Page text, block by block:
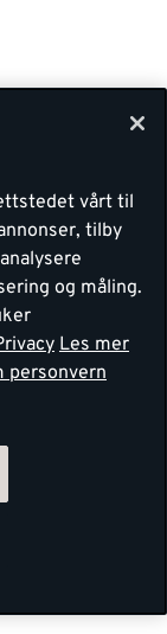
vårt til
tilby
og måling.
Les mer
personvern